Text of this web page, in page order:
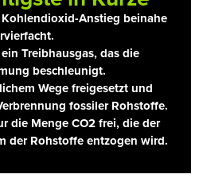
Anstieg beinahe
Treibhausgas, das die
beschleunigt.
Wege freigesetzt und
fossiler Rohstoffe.
die Menge CO2 frei, die der
der Rohstoffe entzogen wird.